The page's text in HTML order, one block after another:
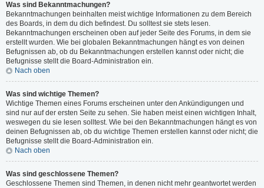
Was sind Bekanntmachungen?
Bekanntmachungen beinhalten meist wichtige Informationen zu dem Bereich
des Boards, in dem du dich befindest. Du solltest sie stets lesen.
Bekanntmachungen erscheinen oben auf jeder Seite des Forums, in dem sie
erstellt wurden. Wie bei globalen Bekanntmachungen hängt es von deinen
Befugnissen ab, ob du Bekanntmachungen erstellen kannst oder nicht; die
Befugnisse stellt die Board-Administration ein.
Nach oben
Was sind wichtige Themen?
Wichtige Themen eines Forums erscheinen unter den Ankündigungen und
sind nur auf der ersten Seite zu sehen. Sie haben meist einen wichtigen Inhalt,
weswegen du sie lesen solltest. Wie bei den Bekanntmachungen hängt es von
deinen Befugnissen ab, ob du wichtige Themen erstellen kannst oder nicht; die
Befugnisse stellt die Board-Administration ein.
Nach oben
Was sind geschlossene Themen?
Geschlossene Themen sind Themen, in denen nicht mehr geantwortet werden